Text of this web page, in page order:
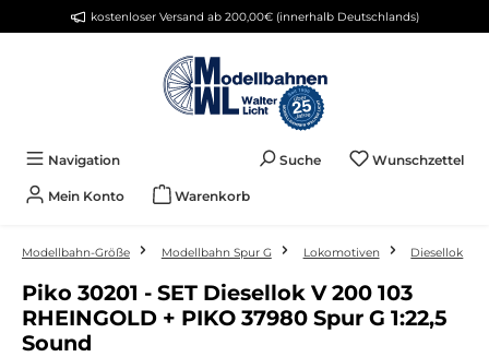
Zum Hauptinhalt springenkostenloser Versand ab 200,00€ (innerhalb Deutschlands)
Navigation Suche WunschzettelDu
Mein Konto Warenkorb
Modellbahn-Größe Modellbahn Spur G Lokomotiven Diesellok
Piko 30201 - SET Diesellok V 200 103
RHEINGOLD + PIKO 37980 Spur G 1:22,5
Sound